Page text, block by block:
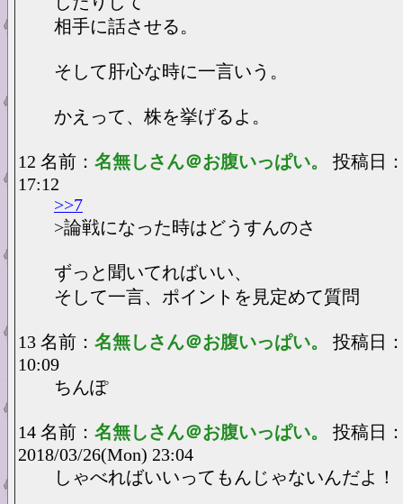
相手に話させる。
そして肝心な時に一言いう。
かえって、株を挙げるよ。
12 名前： 名無しさん＠お腹いっぱい。 投稿日
17:12
>>7
>論戦になった時はどうすんのさ
ずっと聞いてればいい、
そして一言、ポイントを見定めて質問
13 名前： 名無しさん＠お腹いっぱい。 投稿日
10:09
ちんぽ
14 名前： 名無しさん＠お腹いっぱい。 投稿日
2018/03/26(Mon) 23:04
しゃべればいいってもんじゃないんだよ！